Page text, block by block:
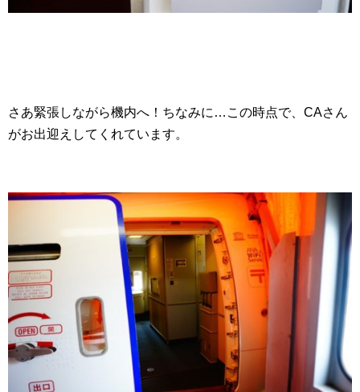
さあ緊張しながら機内へ！ちなみに…この時点で、CAさん
がお出迎えしてくれています。